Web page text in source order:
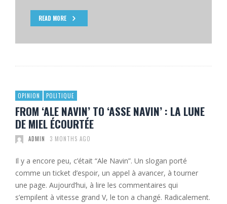
READ MORE
OPINION POLITIQUE
FROM ‘ALE NAVIN’ TO ‘ASSE NAVIN’ : LA LUNE
DE MIEL ÉCOURTÉE
ADMIN 3 MONTHS AGO
Il y a encore peu, c’était “Ale Navin”. Un slogan porté
comme un ticket d’espoir, un appel à avancer, à tourner
une page. Aujourd’hui, à lire les commentaires qui
s’empilent à vitesse grand V, le ton a changé. Radicalement.